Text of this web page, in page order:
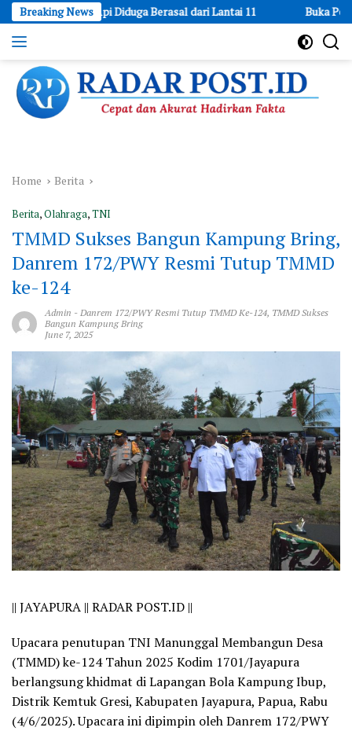
Skip
to
content
Breaking News
Diduga Berasal dari Lantai 11 Buka Peluang Usaha:
dan
Akurat
Hadirkan
Fakta
Home Berita
Berita,Olahraga,TNI
TMMD Sukses Bangun Kampung Bring,
Danrem 172/PWY Resmi Tutup TMMD
ke-124
Admin - Danrem 172/PWY Resmi Tutup TMMD Ke-124, TMMD Sukses
Bangun Kampung Bring
June 7, 2025
|| JAYAPURA || RADAR POST.ID ||
Upacara penutupan TNI Manunggal Membangun Desa
(TMMD) ke-124 Tahun 2025 Kodim 1701/Jayapura
berlangsung khidmat di Lapangan Bola Kampung Ibup,
Distrik Kemtuk Gresi, Kabupaten Jayapura, Papua, Rabu
(4/6/2025). Upacara ini dipimpin oleh Danrem 172/PWY